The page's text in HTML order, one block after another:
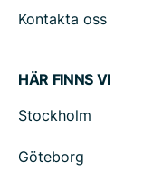
Kontakta oss
HÄR FINNS VI
Stockholm
Göteborg